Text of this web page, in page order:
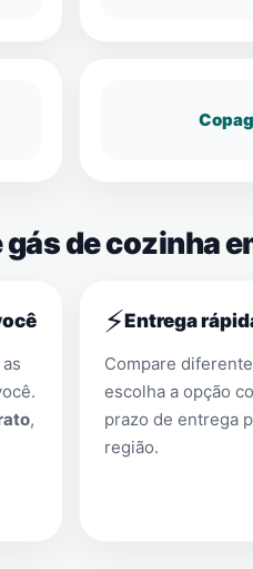
de cozinha
,
⚡Entrega
Compare
escolha a opção
prazo de entrega
região.